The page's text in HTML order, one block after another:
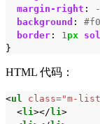
margin-right :
background :
border : 1 px
}
HTML 代码：
<ul class="m-
<li ></ li >